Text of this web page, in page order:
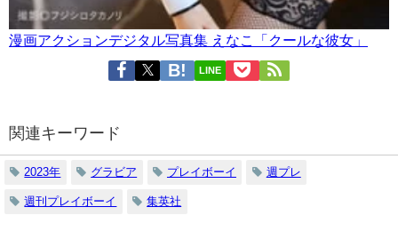
漫画アクションデジタル写真集 えなこ「クールな彼女」
LINE
関連キーワード
2023年 グラビア プレイボーイ 週プレ
週刊プレイボーイ 集英社